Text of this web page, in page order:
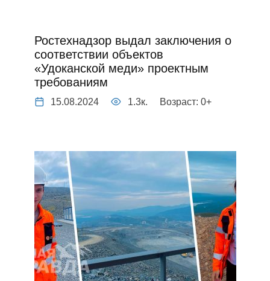
Ростехнадзор выдал заключения о
соответствии объектов
«Удоканской меди» проектным
требованиям
15.08.2024 1.3к. Возраст: 0+